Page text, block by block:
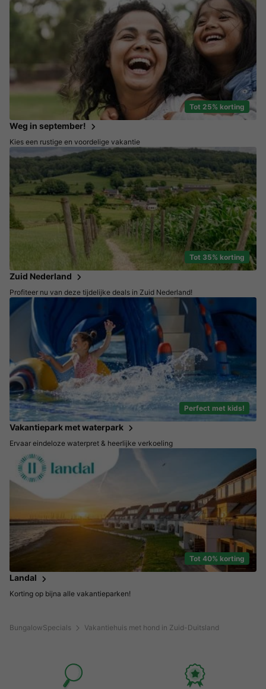
BungalowSpecials Vakantiehuis met hond in Zuid-Duitsland
Tot 25% korting
Weg in september!
Kies een rustige en voordelige vakantie
Tot 35% korting
Zuid Nederland
Profiteer nu van deze tijdelijke deals in Zuid Nederland!
Perfect met kids!
Vakantiepark met waterpark
Ervaar eindeloze waterpret & heerlijke verkoeling
Tot 40% korting
Landal
Korting op bijna alle vakantieparken!